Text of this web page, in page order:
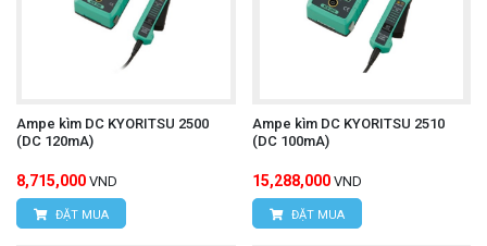
Ampe kìm DC KYORITSU 2500
(DC 120mA)
8,715,000 VND
ĐẶT MUA
Ampe kìm DC KYORITSU 2510
(DC 100mA)
15,288,000 VND
ĐẶT MUA